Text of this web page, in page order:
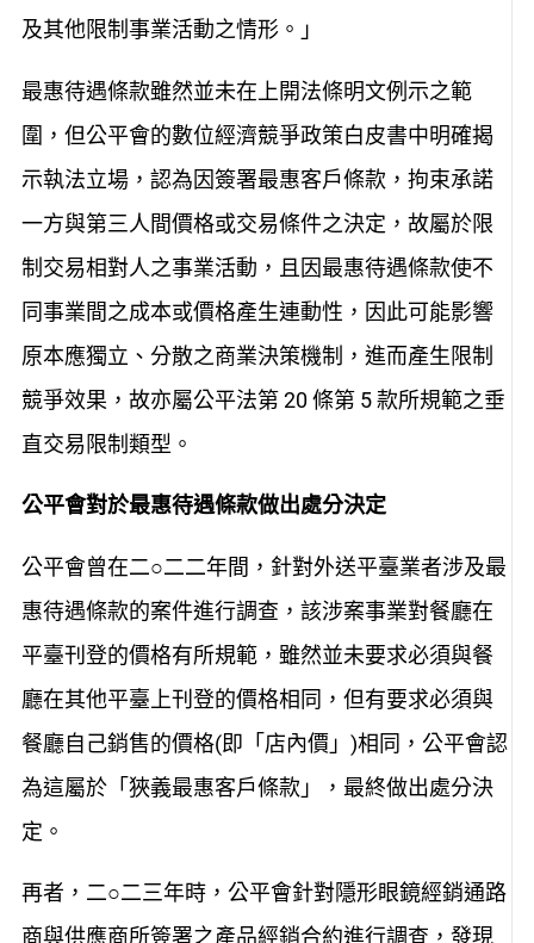
及其他限制事業活動之情形。」
最惠待遇條款雖然並未在上開法條明文例示之範
圍，但公平會的數位經濟競爭政策白皮書中明確揭
示執法立場，認為因簽署最惠客戶條款，拘束承諾
一方與第三人間價格或交易條件之決定，故屬於限
制交易相對人之事業活動，且因最惠待遇條款使不
同事業間之成本或價格產生連動性，因此可能影響
原本應獨立、分散之商業決策機制，進而產生限制
競爭效果，故亦屬公平法第 20 條第 5 款所規範之垂
直交易限制類型。
公平會對於最惠待遇條款做出處分決定
公平會曾在二○二二年間，針對外送平臺業者涉及最
惠待遇條款的案件進行調查，該涉案事業對餐廳在
平臺刊登的價格有所規範，雖然並未要求必須與餐
廳在其他平臺上刊登的價格相同，但有要求必須與
餐廳自己銷售的價格(即「店內價」)相同，公平會認
為這屬於「狹義最惠客戶條款」，最終做出處分決
定。
再者，二○二三年時，公平會針對隱形眼鏡經銷通路
商與供應商所簽署之產品經銷合約進行調查，發現